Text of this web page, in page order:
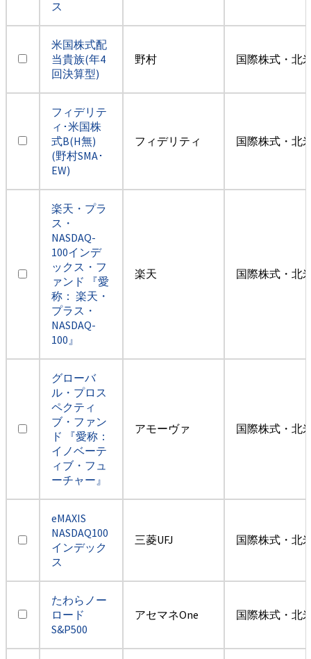
ス
米国株式配
当貴族(年4
回決算型)
野村 国際株式・北
フィデリテ
ィ･米国株
式B(H無)
(野村SMA･
EW)
フィデリティ 国際株式・北
楽天・プラ
ス・
NASDAQ-
100インデ
ックス・フ
ァンド 『愛
称： 楽天・
プラス・
NASDAQ-
100』
楽天 国際株式・北
グローバ
ル・プロス
ペクティ
ブ・ファン
ド 『愛称：
イノベーテ
ィブ・フュ
ーチャー』
アモーヴァ 国際株式・北
eMAXIS
NASDAQ100
インデック
ス
三菱UFJ 国際株式・北
たわらノー
ロード
S&P500
アセマネOne 国際株式・北